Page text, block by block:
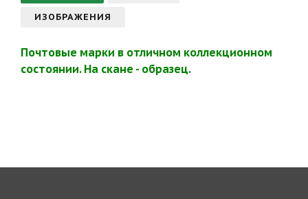
ИЗОБРАЖЕНИЯ
Почтовые марки в отличном коллекционном
состоянии. На скане - образец.